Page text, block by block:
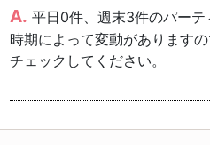
平日0件、週末3件のパーテ
時期によって変動があります
チェックしてください。